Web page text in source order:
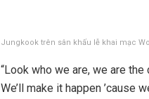
Jungkook trên sân khấu lễ khai mạc
“Look who we are, we are the
We’ll make it happen ’cause